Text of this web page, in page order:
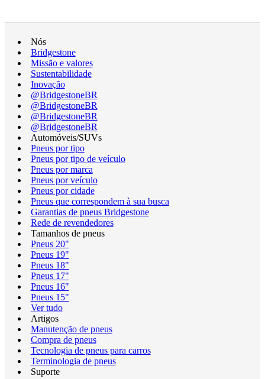
Nós
Bridgestone
Missão e valores
Sustentabilidade
Inovação
@BridgestoneBR
@BridgestoneBR
@BridgestoneBR
@BridgestoneBR
Automóveis/SUVs
Pneus por tipo
Pneus por tipo de veículo
Pneus por marca
Pneus por veículo
Pneus por cidade
Pneus que correspondem à sua busca
Garantias de pneus Bridgestone
Rede de revendedores
Tamanhos de pneus
Pneus 20"
Pneus 19"
Pneus 18"
Pneus 17"
Pneus 16"
Pneus 15"
Ver tudo
Artigos
Manutenção de pneus
Compra de pneus
Tecnologia de pneus para carros
Terminologia de pneus
Suporte